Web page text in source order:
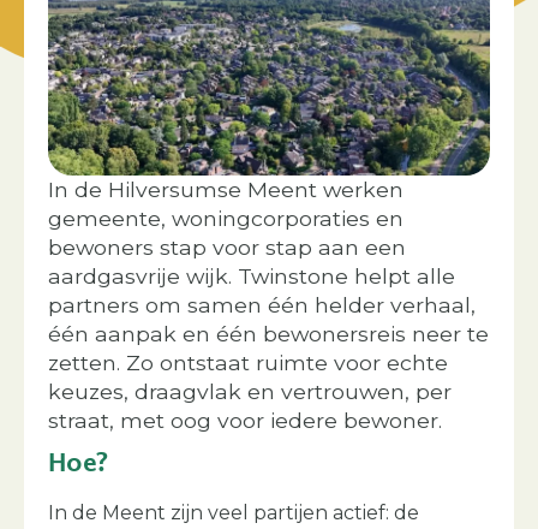
In de Hilversumse Meent werken
gemeente, woningcorporaties en
bewoners stap voor stap aan een
aardgasvrije wijk. Twinstone helpt alle
partners om samen één helder verhaal,
één aanpak en één bewonersreis neer te
zetten. Zo ontstaat ruimte voor echte
keuzes, draagvlak en vertrouwen, per
straat, met oog voor iedere bewoner.
Hoe?
In de Meent zijn veel partijen actief: de